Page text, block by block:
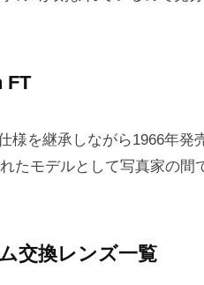
FT
様を継承しながら1966年発
たモデルとして写真家の間
交換レンズ一覧